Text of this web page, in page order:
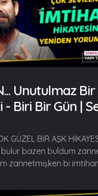
Unutulmaz
- Biri Bir Gün |
GÜZEL BİR AŞK
bulur bazen buldum
zannetmişken bi